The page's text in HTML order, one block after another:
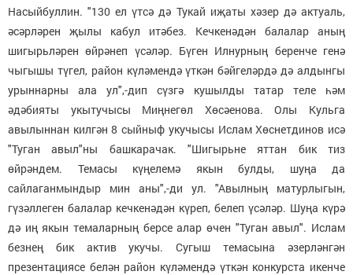
Насыйбуллин. "130 ел үтсә дә Тукай иҗаты хәзер дә актуаль,
әсәрләрен җылы кабул итәбез. Кечкенәдән балалар аның
шигырьләрен өйрәнеп үсәләр. Бүген Илнурның беренче генә
чыгышы түгел, район күләмендә үткән бәйгеләрдә дә алдынгы
урыннарны ала ул",-дип сүзгә кушылды татар теле һәм
әдәбияты укытучысы Миңнегөл Хөсәенова. Олы Кульга
авылыннан килгән 8 сыйныф укучысы Ислам Хөснетдинов исә
"Туган авыл"ны башкарачак. "Шигырьне яттан бик тиз
өйрәндем. Темасы күңелемә якын булды, шуңа да
сайлаганмындыр мин аны",-ди ул. "Авылның матурлыгын,
гүзәллеген балалар кечкенәдән күреп, белеп үсәләр. Шуңа күрә
дә иң якын темаларның берсе алар өчен "Туган авыл". Ислам
безнең бик актив укучы. Сугыш темасына әзерләнгән
презентациясе белән район күләмендә үткән конкурста икенче